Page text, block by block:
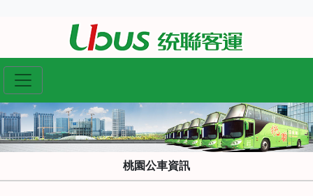
桃園公車資訊